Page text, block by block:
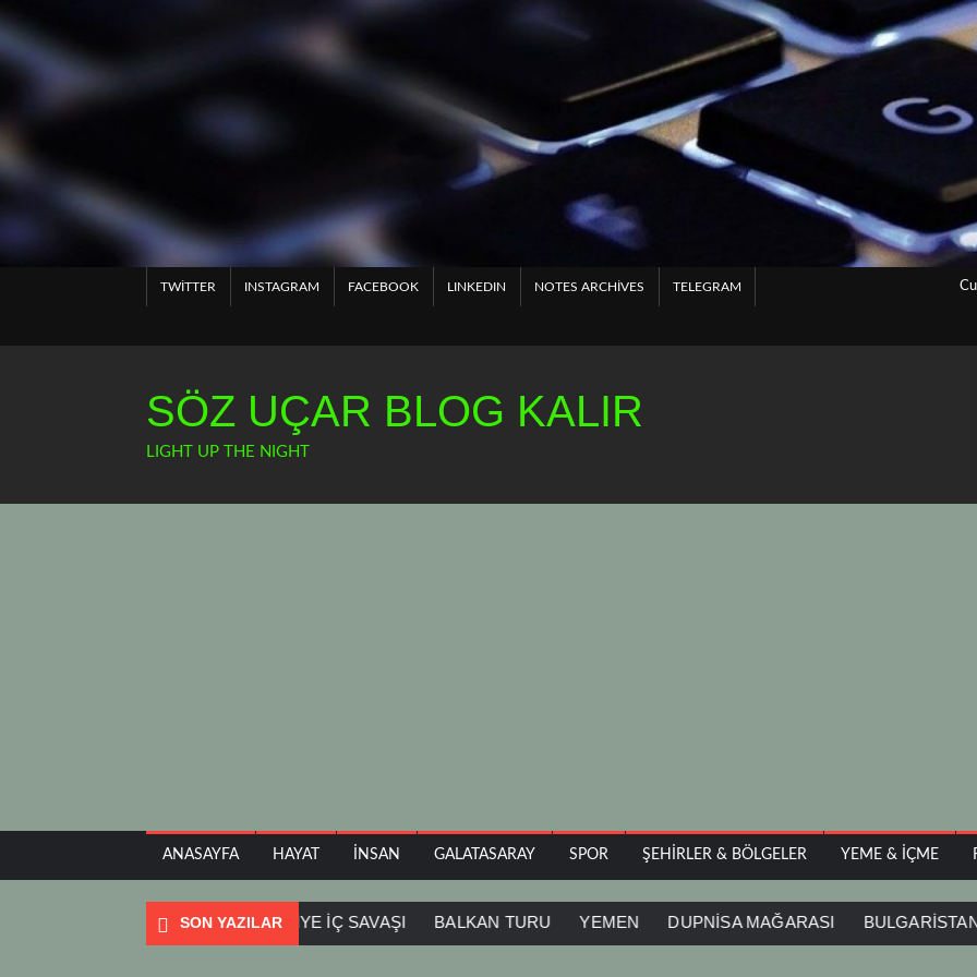
content
TWITTER INSTAGRAM FACEBOOK LINKEDIN NOTES ARCHIVES TELEGRAM
SÖZ UÇAR BLOG KALIR
LIGHT UP THE NIGHT
ANASAYFA HAYAT İNSAN GALATASARAY SPOR ŞEHIRLER & BÖLGELER YEME & İÇME
SON YAZILAR
SOFYA SURİYE İÇ SAVAŞI BALKAN TURU YEMEN DUPNİSA MAĞARASI BULGARİSTAN